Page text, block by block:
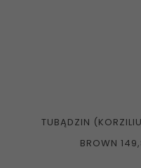
TUBĄDZIN
BROWN